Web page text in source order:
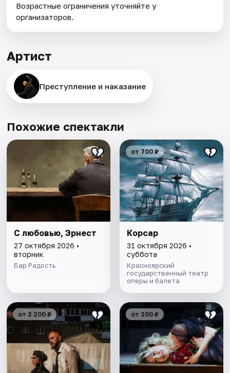
Возрастные ограничения уточняйте у
организаторов.
Артист
Преступление и наказание
Похожие спектакли
С любовью, Эрнест
27 октября 2026 •
вторник
Бар Радость
от 700 ₽
Корсар
31 октября 2026 •
суббота
Красноярский
государственный театр
оперы и балета
от 2 200 ₽ от 200 ₽